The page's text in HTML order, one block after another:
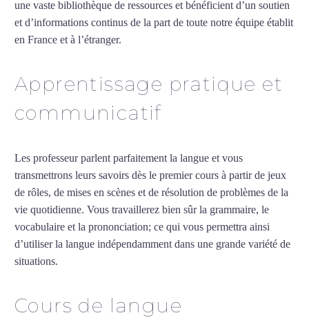
une vaste bibliothèque de ressources et bénéficient d’un soutien
et d’informations continus de la part de toute notre équipe établit
en France et à l’étranger.
Apprentissage pratique et
communicatif
Les professeur parlent parfaitement la langue et vous
transmettrons leurs savoirs dès le premier cours à partir de jeux
de rôles, de mises en scènes et de résolution de problèmes de la
vie quotidienne. Vous travaillerez bien sûr la grammaire, le
vocabulaire et la prononciation; ce qui vous permettra ainsi
d’utiliser la langue indépendamment dans une grande variété de
situations.
Cours de langue